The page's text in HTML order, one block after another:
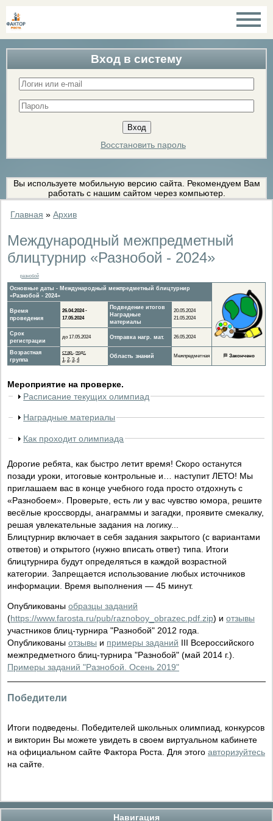
Вход в систему
Восстановить пароль
Вы используете мобильную версию сайта. Рекомендуем Вам
работать с нашим сайтом через компьютер.
Навигация
Главная » Архив
Международный межпредметный
блицтурнир «Разнобой - 2024»
разнобой
Основные даты - Международный межпредметный блицтурнир
«Разнобой - 2024»
Время
проведения
26.04.2024 -
17.05.2024
Подведение итогов
Наградные
материалы
20.05.2024
21.05.2024
Срок
регистрации
до 17.05.2024 Отправка нагр. мат. 26.05.2024
Возрастная
группа
стар., подг.
1, 2, 3, 4
Область знаний Межпредметная 🏁 Закончено
Мероприятие на проверке.
Расписание текущих олимпиад
Наградные материалы
Как проходит олимпиада
Дорогие ребята, как быстро летит время! Скоро останутся
позади уроки, итоговые контрольные и… наступит ЛЕТО! Мы
приглашаем вас в конце учебного года просто отдохнуть с
«Разнобоем». Проверьте, есть ли у вас чувство юмора, решите
весёлые кроссворды, анаграммы и загадки, проявите смекалку,
решая увлекательные задания на логику...
Блицтурнир включает в себя задания закрытого (с вариантами
ответов) и открытого (нужно вписать ответ) типа. Итоги
блицтурнира будут определяться в каждой возрастной
категории. Запрещается использование любых источников
информации. Время выполнения — 45 минут.
Опубликованы образцы заданий
(https://www.farosta.ru/pub/raznoboy_obrazec.pdf.zip) и отзывы
участников блиц-турнира "Разнобой" 2012 года.
Опубликованы отзывы и примеры заданий III Всероссийского
межпредметного блиц-турнира "Разнобой" (май 2014 г.).
Примеры заданий "Разнобой. Осень 2019"
Победители
Итоги подведены. Победителей школьных олимпиад, конкурсов
и викторин Вы можете увидеть в своем виртуальном кабинете
на официальном сайте Фактора Роста. Для этого авторизуйтесь
на сайте.